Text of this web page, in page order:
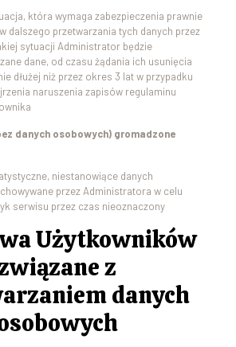
która wymaga zabezpieczenia prawnie
dalszego przetwarzania tych danych przez
sytuacji Administrator będzie
dane, od czasu żądania ich usunięcia
dłużej niż przez okres 3 lat w przypadku
naruszenia zapisów regulaminu
danych osobowych) gromadzone
niestanowiące danych
przez Administratora w celu
serwisu przez czas nieoznaczony
Użytkowników
z
danych